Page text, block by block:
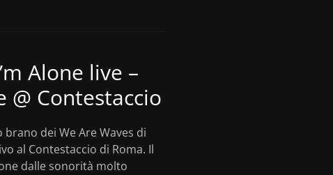
Alone live –
@ Contestaccio
dei We Are Waves di
al Contestaccio di Roma. Il
dalle sonorità molto